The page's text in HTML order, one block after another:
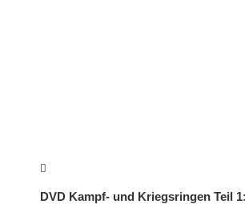
DVD Kampf- und Kriegsringen Teil